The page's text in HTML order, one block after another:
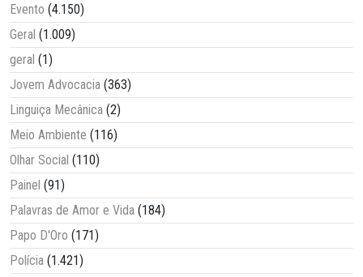
Evento (4.150)
Geral (1.009)
geral (1)
Jovem Advocacia (363)
Linguiça Mecânica (2)
Meio Ambiente (116)
Olhar Social (110)
Painel (91)
Palavras de Amor e Vida (184)
Papo D'Oro (171)
Polícia (1.421)